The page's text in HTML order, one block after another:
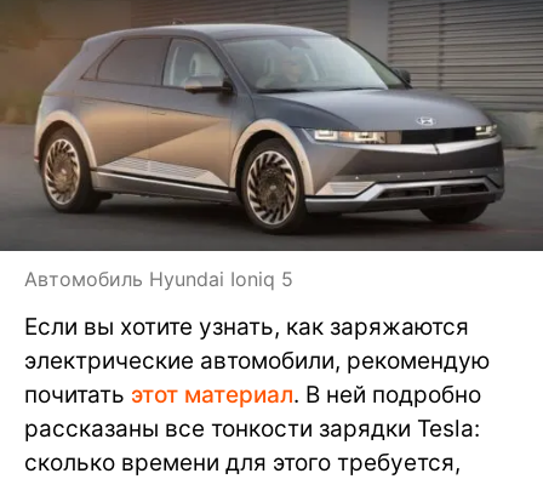
Автомобиль Hyundai Ioniq 5
Если вы хотите узнать, как заряжаются
электрические автомобили, рекомендую
почитать этот материал. В ней подробно
рассказаны все тонкости зарядки Tesla:
сколько времени для этого требуется,